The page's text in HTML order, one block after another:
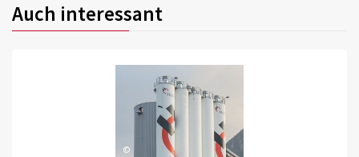
Auch interessant
©